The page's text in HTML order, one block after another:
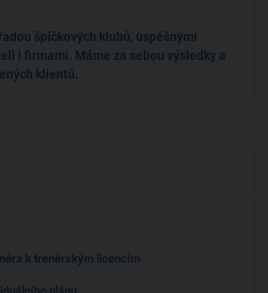
s vlastním tělem
další rozvoj ve tvém sportu
i začátečníky
ale i další pohybové průpravy, které
špičkových klubů, úspěšnými
i firmami. Máme za sebou výsledky a
klientů.
k trenérským licencím